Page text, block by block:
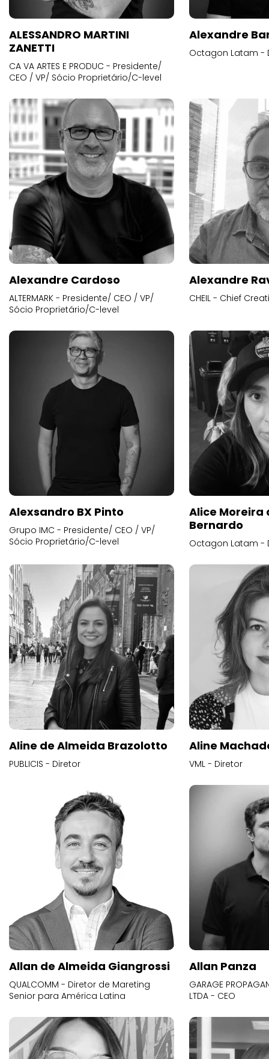
ALESSANDRO MARTINI
ZANETTI
CA VA ARTES E PRODUC - Presidente/
CEO / VP/ Sócio Proprietário/C-level
Alexandre
Octagon Latam -
Alexandre Cardoso
ALTERMARK - Presidente/ CEO / VP/
Sócio Proprietário/C-level
Alexandre
CHEIL - Chief
Alexsandro BX Pinto
Grupo IMC - Presidente/ CEO / VP/
Sócio Proprietário/C-level
Alice
Bernardo
Octagon Latam -
Aline de Almeida Brazolotto
PUBLICIS - Diretor
Aline
VML - Diretor
Allan de Almeida Giangrossi
QUALCOMM - Diretor de Mareting
Senior para América Latina
Allan Panza
GARAGE
LTDA - CEO